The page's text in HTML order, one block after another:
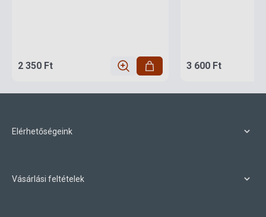
2 350 Ft 3 600 Ft
Elérhetőségeink
Vásárlási feltételek